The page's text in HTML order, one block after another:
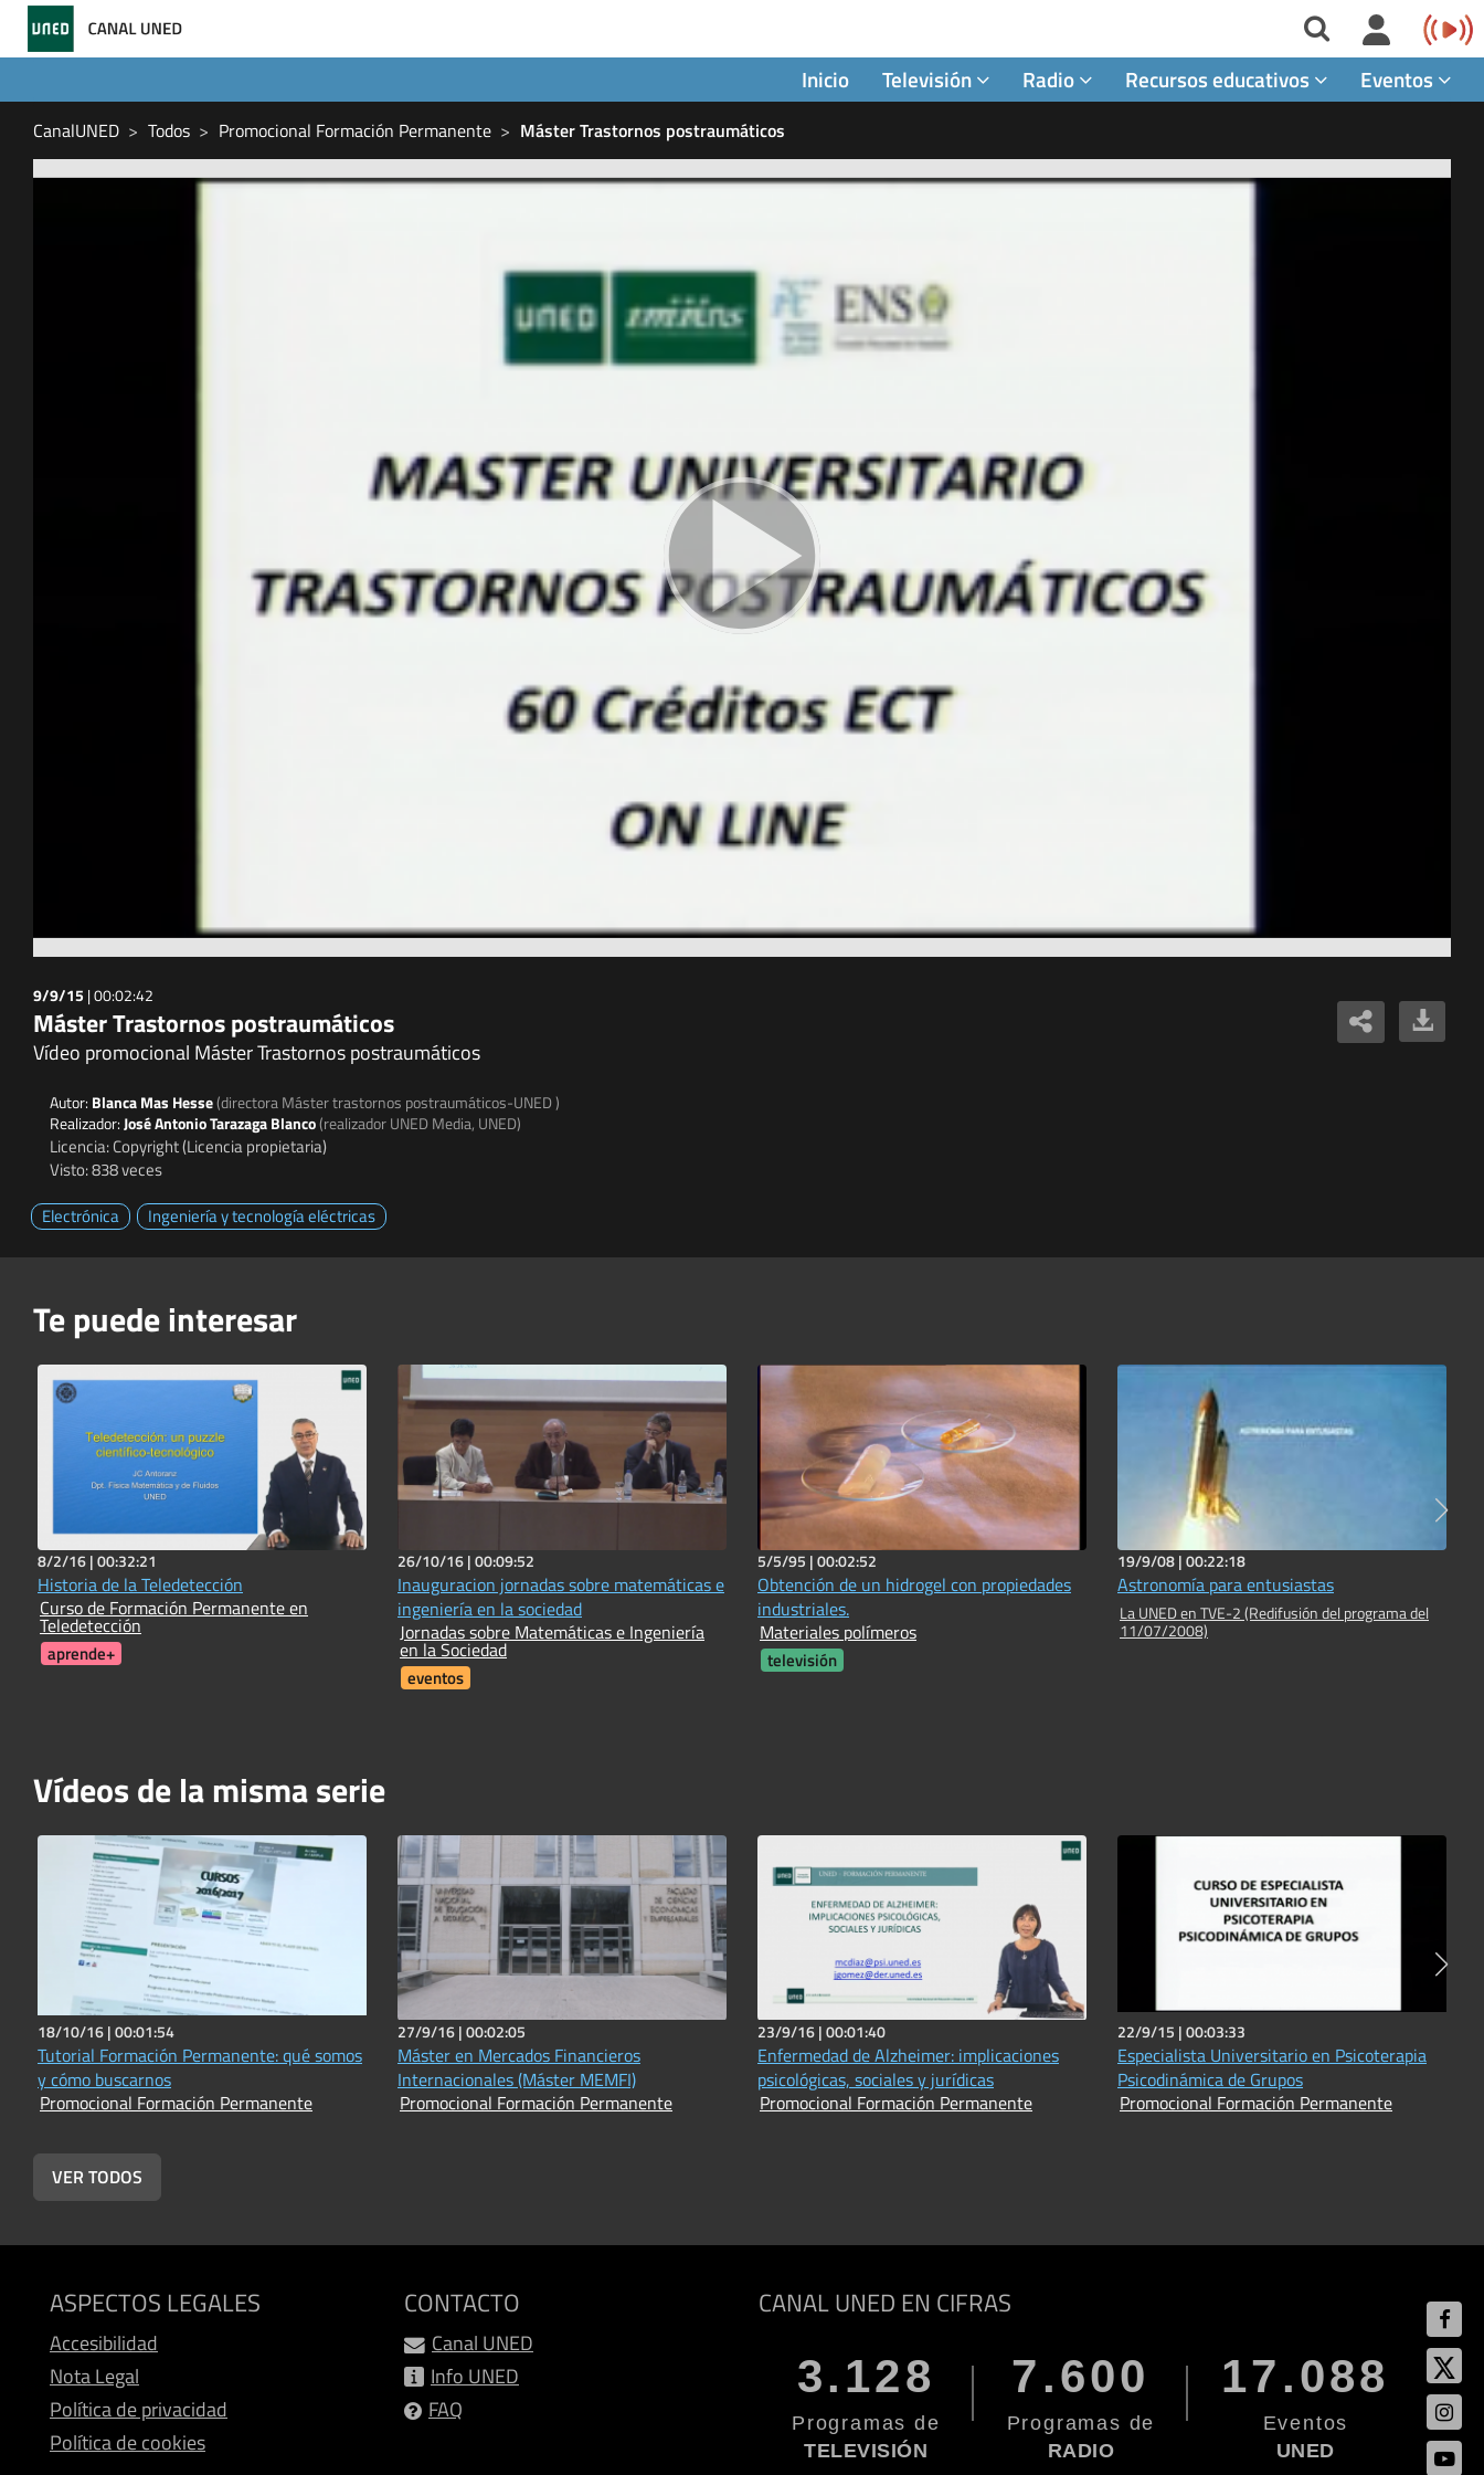
Inicio Televisión Radio Recursos educativos Eventos
CanalUNED Todos Promocional Formación Permanente Máster Trastornos postraumáticos
9/9/15 |00:02:42
Máster Trastornos postraumáticos
Vídeo promocional Máster Trastornos postraumáticos
Autor: Blanca Mas Hesse(directora Máster trastornos postraumáticos-UNED )
Realizador:José Antonio Tarazaga Blanco(realizador UNED Media, UNED)
Licencia: Copyright (Licencia propietaria)
Visto: 838 veces
Electrónica
Ingeniería y tecnología eléctricas
Te puede interesar
8/2/16 |00:32:21
Historia de la Teledetección
Curso de Formación Permanente en
Teledetección
aprende+
26/10/16 |00:09:52
Inauguracion jornadas sobre matemáticas e
ingeniería en la sociedad
Jornadas sobre Matemáticas e Ingeniería
en la Sociedad
eventos
5/5/95 |00:02:52
Obtención de un hidrogel con propiedades
industriales.
Materiales polímeros
televisión
19/9/08 |00:22:18
Astronomía para entusiastas
La UNED en TVE-2 (Redifusión del programa del
11/07/2008)
Vídeos de la misma serie
18/10/16 |00:01:54
Tutorial Formación Permanente: qué somos
y cómo buscarnos
Promocional Formación Permanente
27/9/16 |00:02:05
Máster en Mercados Financieros
Internacionales (Máster MEMFI)
Promocional Formación Permanente
23/9/16 |00:01:40
Enfermedad de Alzheimer: implicaciones
psicológicas, sociales y jurídicas
Promocional Formación Permanente
22/9/15 |00:03:33
Especialista Universitario en Psicoterapia
Psicodinámica de Grupos
Promocional Formación Permanente
VER TODOS
ASPECTOS LEGALES
Accesibilidad
Nota Legal
Política de privacidad
Política de cookies
CONTACTO
Canal UNED
Info UNED
FAQ
CANAL UNED EN CIFRAS
3.128
Programas de
TELEVISIÓN
7.600
Programas de
RADIO
17.088
Eventos
UNED